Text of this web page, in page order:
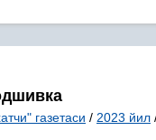
газетаси / 2023 йил